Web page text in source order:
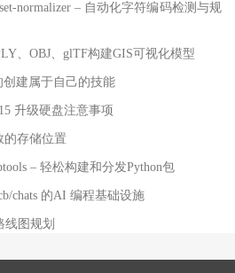
normalizer – 自动化字符编码检测与规
、OBJ、glTF构建GIS可视化模型
创建属于自己的技能
升级硬盘注意事项
的存储位置
– 轻松构建和分发Python包
chats 的AI 编程基础设施
线图规划